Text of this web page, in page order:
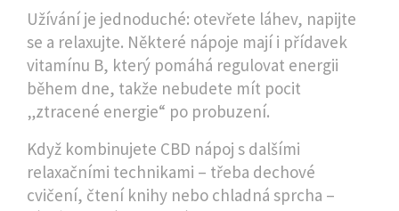
Užívání je jednoduché: otevřete láhev, napijte
se a relaxujte. Některé nápoje mají i přídavek
vitamínu B, který pomáhá regulovat energii
během dne, takže nebudete mít pocit
„ztracené energie“ po probuzení.
Když kombinujete CBD nápoj s dalšími
relaxačními technikami – třeba dechové
cvičení, čtení knihy nebo chladná sprcha –